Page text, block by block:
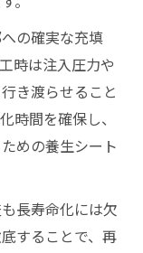
の確実な充填
時は注入圧力や
き渡らせること
時間を確保し、
めの養生シート
長寿命化には欠
することで、再